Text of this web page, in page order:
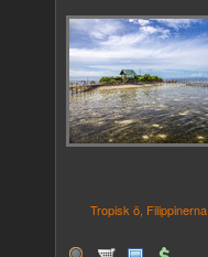
Tropisk ö, Filippinerna